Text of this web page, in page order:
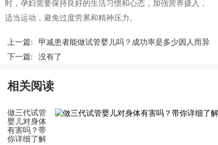
时，孕妇需要保持良好的生活习惯和心态，加强营养摄入，
适当运动，避免过度劳累和精神压力。
上一篇: 甲减患者能做试管婴儿吗？成功率是多少因人而异
下一篇: 没有了
相关阅读
做三代试管
婴儿对身体
有害吗？带
你详细了解